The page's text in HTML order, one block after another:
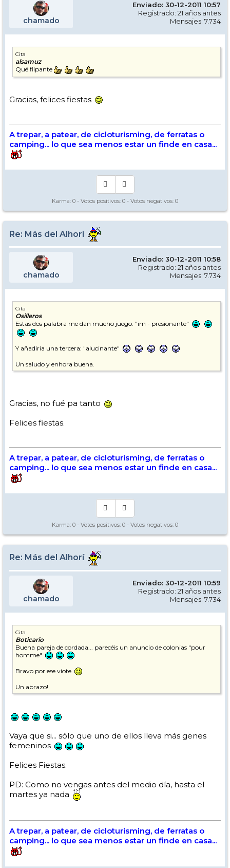
chamado
Enviado: 30-12-2011 10:57
Registrado: 21 años antes
Mensajes: 7.734
Cita
alsamuz
Qué flipante
Gracias, felices fiestas
A trepar, a patear, de cicloturisming, de ferratas o
camping... lo que sea menos estar un finde en casa...
Karma: 0 - Votos positivos: 0 - Votos negativos: 0
Re: Más del Alhorí
chamado
Enviado: 30-12-2011 10:58
Registrado: 21 años antes
Mensajes: 7.734
Cita
Osilleros
Estas dos palabra me dan mucho juego: "im - presionante"
Y añadiria una tercera: "alucinante"
Un saludo y enhora buena.
Gracias, no fué pa tanto
Felices fiestas.
A trepar, a patear, de cicloturisming, de ferratas o
camping... lo que sea menos estar un finde en casa...
Karma: 0 - Votos positivos: 0 - Votos negativos: 0
Re: Más del Alhorí
chamado
Enviado: 30-12-2011 10:59
Registrado: 21 años antes
Mensajes: 7.734
Cita
Boticario
Buena pareja de cordada... parecéis un anuncio de colonias "pour
homme"
Bravo por ese viote
Un abrazo!
Vaya que si... sólo que uno de ellos lleva más genes
femeninos
Felices Fiestas.
PD: Como no vengas antes del medio día, hasta el
martes ya nada
A trepar, a patear, de cicloturisming, de ferratas o
camping... lo que sea menos estar un finde en casa...